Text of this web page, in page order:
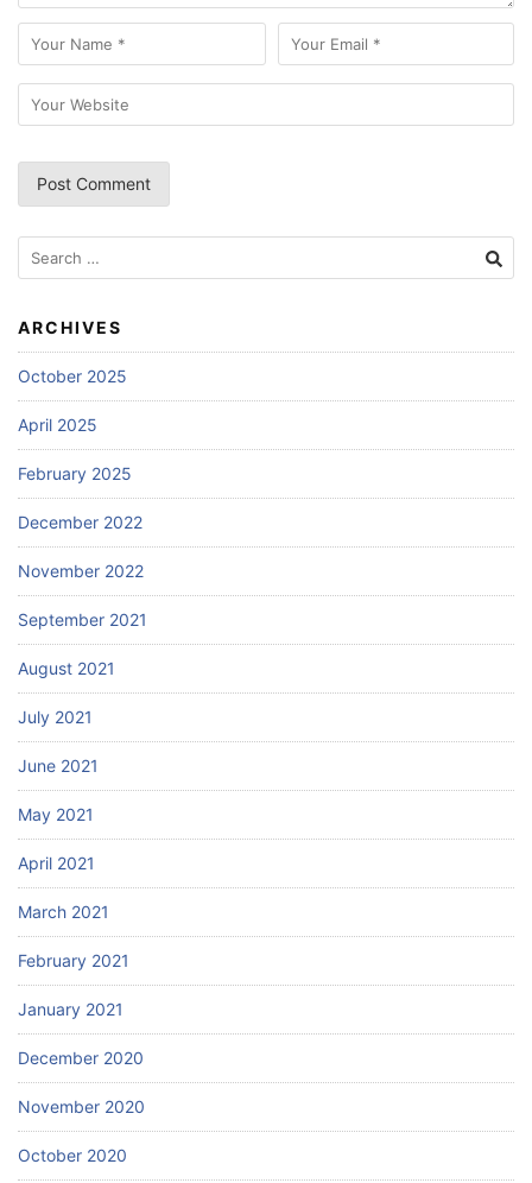
Search
for:
ARCHIVES
October 2025
April 2025
February 2025
December 2022
November 2022
September 2021
August 2021
July 2021
June 2021
May 2021
April 2021
March 2021
February 2021
January 2021
December 2020
November 2020
October 2020